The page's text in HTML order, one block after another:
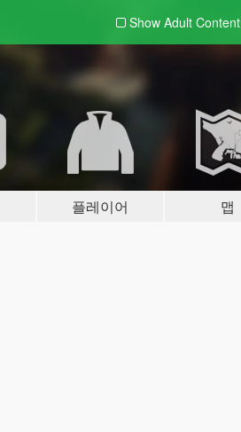
Show Adult Content
플레이어 맵